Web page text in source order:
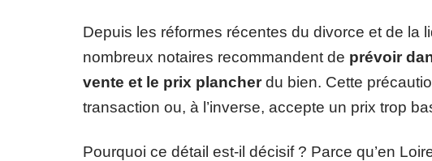
Depuis les réformes récentes du divorce et de la
nombreux notaires recommandent de prévoir
vente et le prix plancherdu bien. Cette
transaction ou, à l’inverse, accepte un prix trop
Pourquoi ce détail est-il décisif ? Parce qu’en